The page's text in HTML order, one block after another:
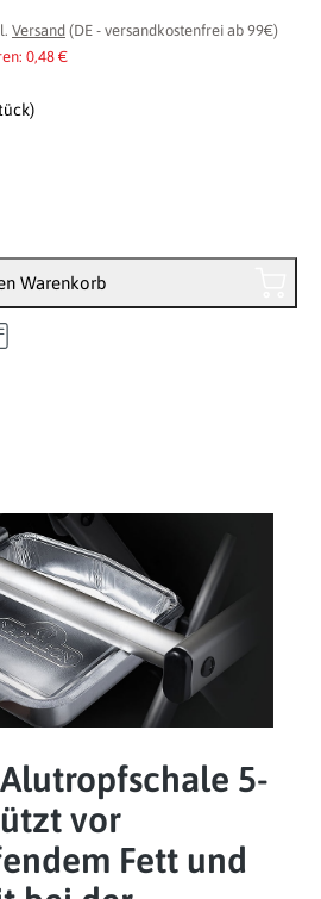
von 0 von 5 Sternen
Versand (DE - versandkostenfrei ab 99€)
0,48 €
Warenkorb
5-
vor
Fett und